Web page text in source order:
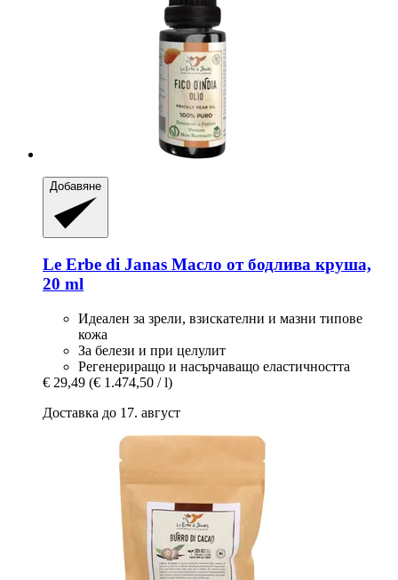
Добавяне
Le Erbe di Janas Масло от бодлива круша,
20 ml
Идеален за зрели, взискателни и мазни типове
кожа
За белези и при целулит
Регенериращо и насърчаващо еластичността
€ 29,49 (€ 1.474,50 / l)
Доставка до 17. август